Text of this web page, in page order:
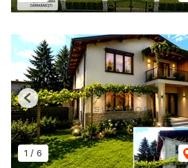
1 / 6
Previous